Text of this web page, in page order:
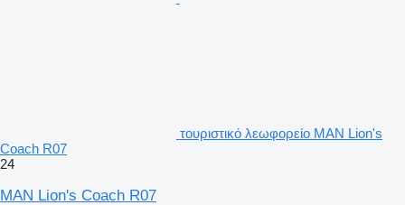
τουριστικό λεωφορείο MAN Lion's
Coach R07
24
MAN Lion's Coach R07